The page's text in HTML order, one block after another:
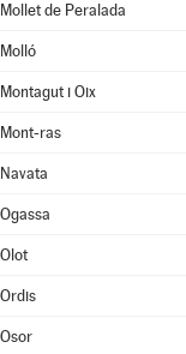
Mollet de Peralada
Molló
Montagut i Oix
Mont-ras
Navata
Ogassa
Olot
Ordis
Osor